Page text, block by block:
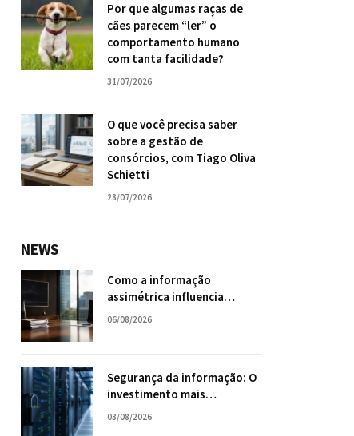
Por que algumas raças de
cães parecem “ler” o
comportamento humano
com tanta facilidade?
31/07/2026
O que você precisa saber
sobre a gestão de
consórcios, com Tiago Oliva
Schietti
28/07/2026
NEWS
Como a informação
assimétrica influencia
negociações empresariais?
06/08/2026
Segurança da informação: O
investimento mais
inteligente para o futuro da
sua empresa
03/08/2026